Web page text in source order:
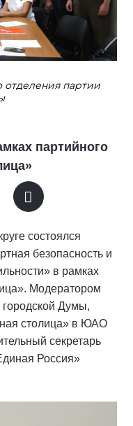
отделения партии
партийного
состоялся
безопасность и
в рамках
Модератором
городской Думы,
столица» в ЮАО
секретарь
Россия»